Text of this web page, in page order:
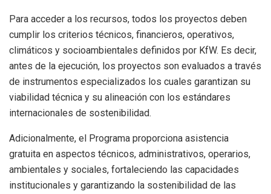
Para acceder a los recursos, todos los proyectos deben
cumplir los criterios técnicos, financieros, operativos,
climáticos y socioambientales definidos por KfW. Es decir,
antes de la ejecución, los proyectos son evaluados a través
de instrumentos especializados los cuales garantizan su
viabilidad técnica y su alineación con los estándares
internacionales de sostenibilidad.
Adicionalmente, el Programa proporciona asistencia
gratuita en aspectos técnicos, administrativos, operarios,
ambientales y sociales, fortaleciendo las capacidades
institucionales y garantizando la sostenibilidad de las